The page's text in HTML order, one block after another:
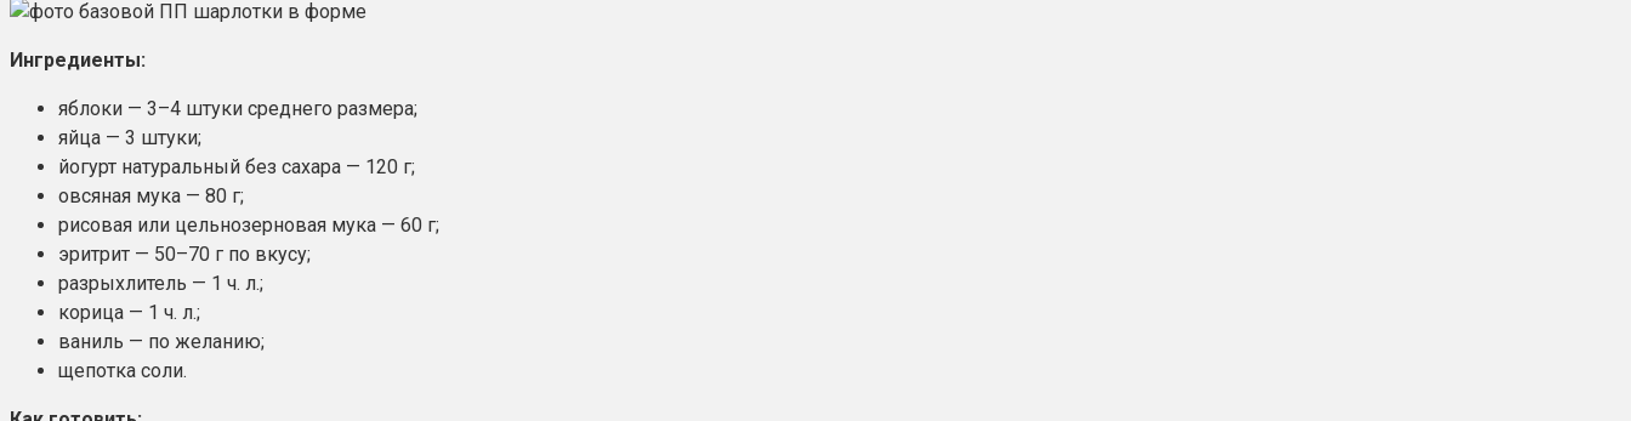
Ингредиенты:
яблоки — 3–4 штуки среднего размера;
яйца — 3 штуки;
йогурт натуральный без сахара — 120 г;
овсяная мука — 80 г;
рисовая или цельнозерновая мука — 60 г;
эритрит — 50–70 г по вкусу;
разрыхлитель — 1 ч. л.;
корица — 1 ч. л.;
ваниль — по желанию;
щепотка соли.